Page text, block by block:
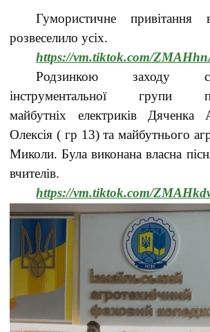
Гумористичне
розвеселило усіх.
https://vm.tiktok.com/
Родзинкою заходу
інструментальної групи
майбутніх електриків Дяченка
Олексія ( гр 13) та майбутнього
Миколи. Була виконана власна
вчителів.
https://vm.tiktok.com/